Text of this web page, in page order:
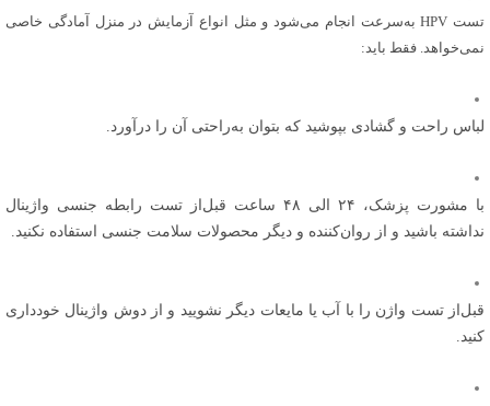
تست HPV به‌سرعت انجام می‌شود و مثل انواع آزمایش در منزل آمادگی خاصی
نمی‌خواهد. فقط باید:
لباس راحت و گشادی بپوشید که بتوان به‌راحتی آن را در‌آورد.
با مشورت پزشک، ۲۴ الی ۴۸ ساعت قبل‌از تست رابطه جنسی واژینال
نداشته باشید و از روان‌کننده و دیگر محصولات سلامت جنسی استفاده نکنید.
قبل‌از تست واژن را با آب یا مایعات دیگر نشویید و از دوش واژینال خودداری
کنید.